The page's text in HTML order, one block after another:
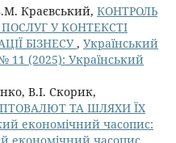
Краєвський, КОНТРОЛЬ
У КОНТЕКСТІ
БІЗНЕСУ, Український
11 (2025): Український
В.І. Скорик,
ТА ШЛЯХИ ЇХ
економічний часопис: